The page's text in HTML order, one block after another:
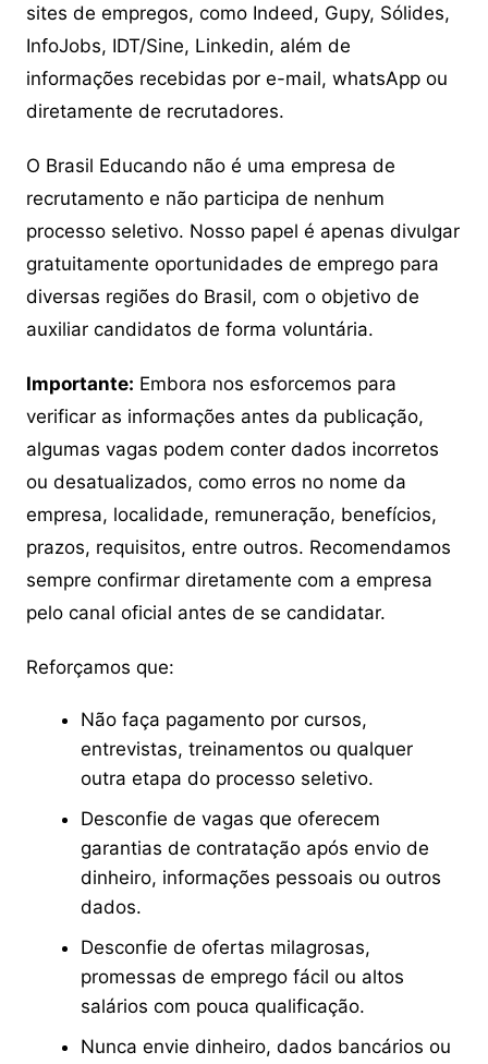
sites de empregos, como Indeed, Gupy, Sólides,
InfoJobs, IDT/Sine, Linkedin, além de
informações recebidas por e-mail, whatsApp ou
diretamente de recrutadores.
O Brasil Educando não é uma empresa de
recrutamento e não participa de nenhum
processo seletivo. Nosso papel é apenas divulgar
gratuitamente oportunidades de emprego para
diversas regiões do Brasil, com o objetivo de
auxiliar candidatos de forma voluntária.
Importante: Embora nos esforcemos para
verificar as informações antes da publicação,
algumas vagas podem conter dados incorretos
ou desatualizados, como erros no nome da
empresa, localidade, remuneração, benefícios,
prazos, requisitos, entre outros. Recomendamos
sempre confirmar diretamente com a empresa
pelo canal oficial antes de se candidatar.
Reforçamos que:
Não faça pagamento por cursos,
entrevistas, treinamentos ou qualquer
outra etapa do processo seletivo.
Desconfie de vagas que oferecem
garantias de contratação após envio de
dinheiro, informações pessoais ou outros
dados.
Desconfie de ofertas milagrosas,
promessas de emprego fácil ou altos
salários com pouca qualificação.
Nunca envie dinheiro, dados bancários ou